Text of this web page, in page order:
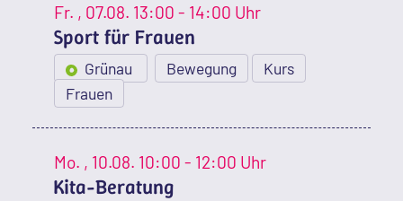
Fr. , 07.08. 13:00 - 14:00 Uhr
Sport für Frauen
Grünau Bewegung
Kurs
Frauen
Mo. , 10.08. 10:00 - 12:00 Uhr
Kita-Beratung